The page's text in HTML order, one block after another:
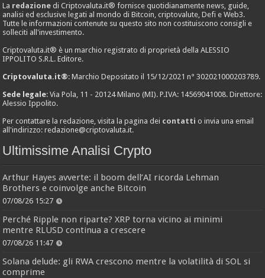
La redazione di Criptovaluta.it® fornisce quotidianamente news, guide,
analisi ed esclusive legati al mondo di Bitcoin, criptovalute, Defi e Web3.
Tutte le informazioni contenute su questo sito non costituiscono consigli e
solleciti all'investimento.
Criptovaluta.it® è un marchio registrato di proprietà della ALESSIO
IPPOLITO S.R.L. Editore.
Criptovaluta.it®: Marchio Depositato il 15/12/2021 n° 302021000203789.
Sede legale: Via Pola, 11 - 20124 Milano (MI). P.IVA: 14569041008. Direttore:
Alessio Ippolito.
Per contattare la redazione, visita la pagina dei contatti o invia una email
all'indirizzo:redazione@criptovaluta.it.
Ultimissime Analisi Crypto
Arthur Hayes avverte: il boom dell’AI ricorda Lehman
Brothers e coinvolge anche Bitcoin
07/08/26 15:27
Perché Ripple non riparte? XRP torna vicino ai minimi
mentre RLUSD continua a crescere
07/08/26 11:47
Solana delude: gli RWA crescono mentre la volatilità di SOL si
comprime